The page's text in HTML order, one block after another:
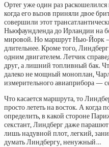
Ортег уже один раз
когда его вызов приняли двое
совершили этот
Ньюфаундленда до Ирландии на
мировой. Но маршрут Нью-Йорк
длительнее. Кроме того,
одним двигателем. Летчик
друг, а лишний топливный бак.
далеко не мощный моноплан,
измерительного авиаприбора —
Что касается маршрута, то
просто лететь на восток. А когда
определить, в какой стороне
секстант, Линдберг даже
лишь надувной плот, легкий,
думать Линдбергу, ненужный…